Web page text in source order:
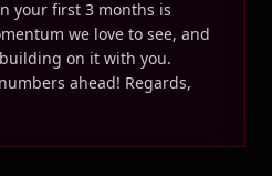
your first 3 months is
we love to see, and
on it with you.
ahead! Regards,